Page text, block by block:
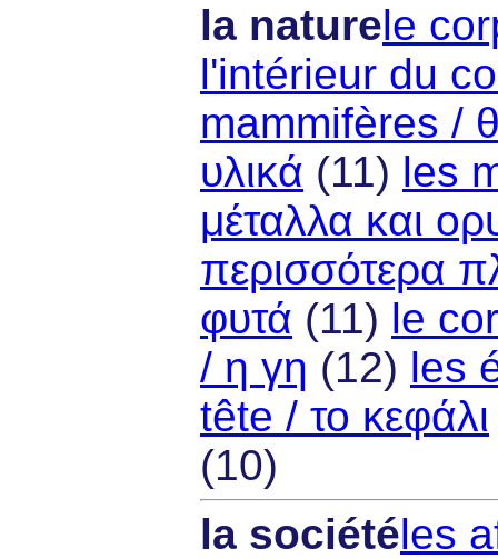
la naturele
l'intérieur du
mammifères /
υλικά (11) les
μέταλλα και
περισσότερα
φυτά (11) le
/ η γη (12) les
tête / το κεφάλι
(10)
la sociétéles